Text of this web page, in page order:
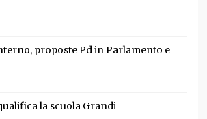
proposte Pd in Parlamento e
la scuola Grandi